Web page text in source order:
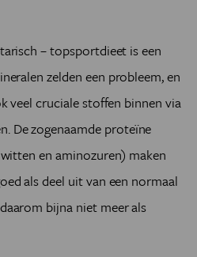
– topsportdieet is een
zelden een probleem, en
veel cruciale stoffen binnen via
De zogenaamde proteïne
en aminozuren) maken
als deel uit van een normaal
bijna niet meer als